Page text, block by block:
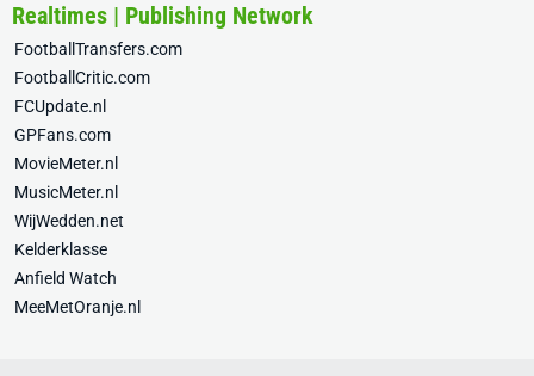
Realtimes | Publishing Network
FootballTransfers.com
FootballCritic.com
FCUpdate.nl
GPFans.com
MovieMeter.nl
MusicMeter.nl
WijWedden.net
Kelderklasse
Anfield Watch
MeeMetOranje.nl